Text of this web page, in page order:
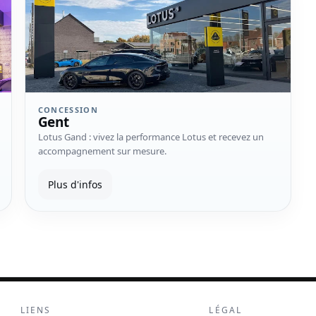
CONCESSION
Gent
Lotus Gand : vivez la performance Lotus et recevez un
accompagnement sur mesure.
Plus d'infos
LIENS LÉGAL